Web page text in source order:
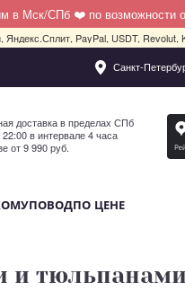
в Мск/СПб ❤️ по возможности
PayPal, USDT, Revolut,
Санкт-
Москва
доставка в пределах СПб
в интервале 4 часа
от 9 990 руб.
ПОВОДПО ЦЕНЕ
и тюльпанами